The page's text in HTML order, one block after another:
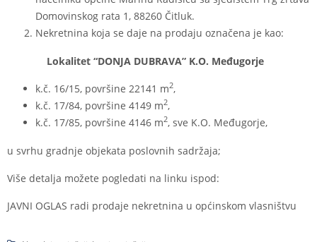
Domovinskog rata 1, 88260 Čitluk.
Nekretnina koja se daje na prodaju označena je kao:
Lokalitet “DONJA DUBRAVA” K.O. Međugorje
k.č. 16/15, površine 22141 m2,
k.č. 17/84, površine 4149 m2,
k.č. 17/85, površine 4146 m2, sve K.O. Međugorje,
u svrhu gradnje objekata poslovnih sadržaja;
Više detalja možete pogledati na linku ispod:
JAVNI OGLAS radi prodaje nekretnina u općinskom vlasništvu